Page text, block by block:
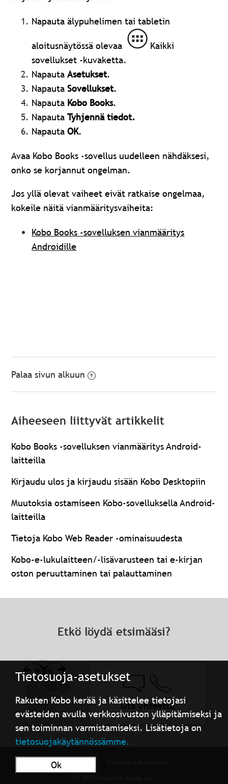
Tietosuoja-asetukset
Rakuten Kobo kerää ja käsittelee tietojasi
evästeiden avulla verkkosivuston ylläpitämiseksi ja
sen toiminnan varmistamiseksi. Lisätietoja on
tietosuojakäytännössämme.
Ok
Napauta älypuhelimen tai tabletin
aloitusnäytössä olevaa
Kaikki
sovellukset -kuvaketta.
NapautaAsetukset.
NapautaSovellukset.
Napauta Kobo Books.
NapautaTyhjennä tiedot.
NapautaOK.
Avaa Kobo Books -sovellus uudelleen nähdäksesi,
onko se korjannut ongelman.
Jos yllä olevat vaiheet eivät ratkaise ongelmaa,
kokeile näitä vianmääritysvaiheita:
Kobo Books -sovelluksen vianmääritys
Androidille
Palaa sivun alkuun
Aiheeseen liittyvät artikkelit
Kobo Books -sovelluksen vianmääritys Android-
laitteilla
Kirjaudu ulos ja kirjaudu sisään Kobo Desktopiin
Muutoksia ostamiseen Kobo-sovelluksella Android-
laitteilla
Tietoja Kobo Web Reader -ominaisuudesta
Kobo-e-lukulaitteen/-lisävarusteen tai e-kirjan
oston peruuttaminen tai palauttaminen
Etkö löydä etsimääsi?
Ota yhteyttä
Käyttöehdot